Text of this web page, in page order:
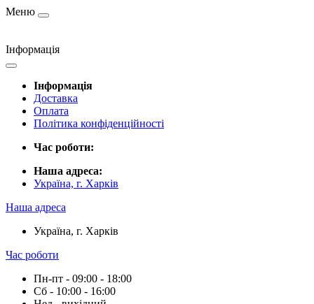
Меню
Інформація
Інформація
Доставка
Оплата
Політика конфіденційності
Час роботи:
Наша адреса:
Україна, г. Харків
Наша адреса
Україна, г. Харків
Час роботи
Пн-пт - 09:00 - 18:00
Сб - 10:00 - 16:00